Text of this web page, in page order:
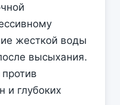
жесткой воды
высыхания.
и глубоких